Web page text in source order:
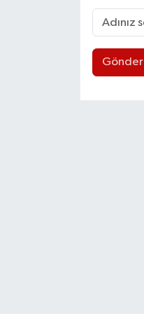
Gönder